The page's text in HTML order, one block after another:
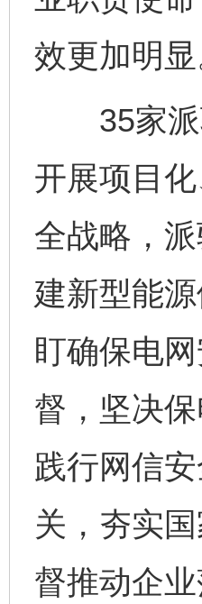
效更加明显
35家派
开展项目
全战略，
建新型能
盯确保电
督，坚决
践行网信
关，夯实
督推动企